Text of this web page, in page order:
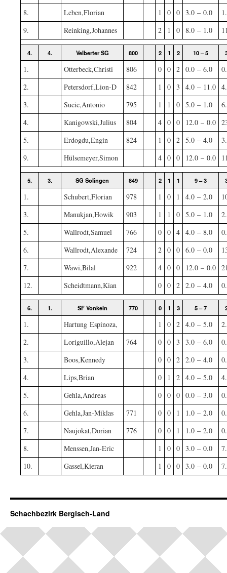
8.
Leben,Florian 1 0 0 3.0 – 0.0
9.
Reinking,Johannes 2 1 0 8.0 – 1.0
4. 4. Velberter SG 800 2 1 2 10 – 5
1. Otterbeck,Christi 806 0 0 2 0.0 – 6.0
2.
Petersdorf,Lion-D 842 1 0 3 4.0 – 11.0
3.
Sucic,Antonio 795 1 1 0 5.0 – 1.0
4.
Kanigowski,Julius 804 4 0 0 12.0 – 0.0
5.
Erdogdu,Engin 824 1 0 2 5.0 – 4.0
9.
Hülsemeyer,Simon 4 0 0 12.0 – 0.0
5. 3. SG Solingen 849 2 1 1 9 – 3
1. Schubert,Florian 978 1 0 1 4.0 – 2.0
3.
Manukjan,Howik 903 1 1 0 5.0 – 1.0
5.
Wallrodt,Samuel 766 0 0 4 4.0 – 8.0
6.
Wallrodt,Alexande 724 2 0 0 6.0 – 0.0
7.
Wawi,Bilal 922 4 0 0 12.0 – 0.0
12.
Scheidtmann,Kian 0 0 2 2.0 – 4.0
6. 1. SF Vonkeln 770 0 1 3 5 – 7
1. Hartung Espinoza, 1 0 2 4.0 – 5.0
2.
Loriguillo,Alejan 764 0 0 3 3.0 – 6.0
3.
Boos,Kennedy 0 0 2 2.0 – 4.0
4.
Lips,Brian 0 1 2 4.0 – 5.0
5.
Gehla,Andreas 0 0 0 0.0 – 3.0
6.
Gehla,Jan-Miklas 771 0 0 1 1.0 – 2.0
7.
Naujokat,Dorian 776 0 0 1 1.0 – 2.0
8.
Menssen,Jan-Eric 1 0 0 3.0 – 0.0
10.
Gassel,Kieran 1 0 0 3.0 – 0.0
Schachbezirk Bergisch-Land